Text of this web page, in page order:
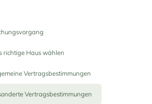
richtige Haus wählen
Vertragsbestimmungen
Vertragsbestimmungen